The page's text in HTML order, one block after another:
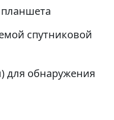
спутниковой
для обнаружения